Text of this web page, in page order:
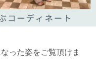
った姿をご覧頂けま